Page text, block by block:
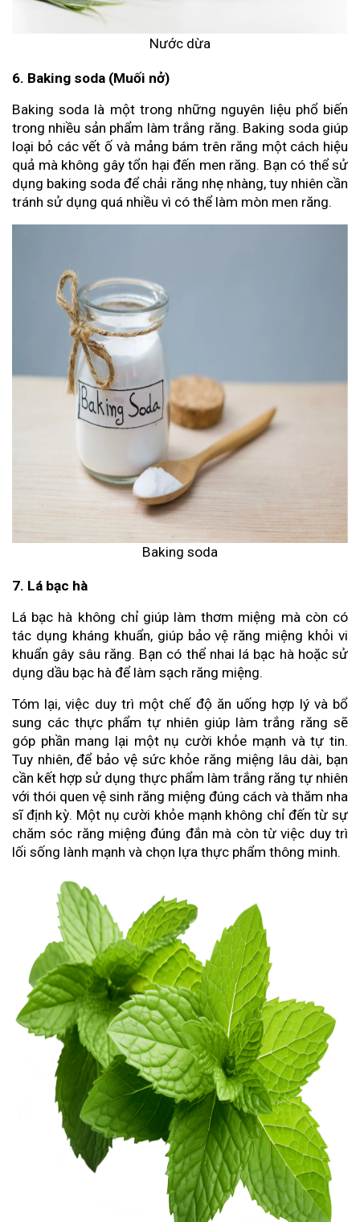
Nước dừa
6. Baking soda (Muối nở)
Baking soda là một trong những nguyên liệu phổ biến
trong nhiều sản phẩm làm trắng răng. Baking soda giúp
loại bỏ các vết ố và mảng bám trên răng một cách hiệu
quả mà không gây tổn hại đến men răng. Bạn có thể sử
dụng baking soda để chải răng nhẹ nhàng, tuy nhiên cần
tránh sử dụng quá nhiều vì có thể làm mòn men răng.
Baking soda
7. Lá bạc hà
Lá bạc hà không chỉ giúp làm thơm miệng mà còn có
tác dụng kháng khuẩn, giúp bảo vệ răng miệng khỏi vi
khuẩn gây sâu răng. Bạn có thể nhai lá bạc hà hoặc sử
dụng dầu bạc hà để làm sạch răng miệng.
Tóm lại, việc duy trì một chế độ ăn uống hợp lý và bổ
sung các thực phẩm tự nhiên giúp làm trắng răng sẽ
góp phần mang lại một nụ cười khỏe mạnh và tự tin.
Tuy nhiên, để bảo vệ sức khỏe răng miệng lâu dài, bạn
cần kết hợp sử dụng thực phẩm làm trắng răng tự nhiên
với thói quen vệ sinh răng miệng đúng cách và thăm nha
sĩ định kỳ. Một nụ cười khỏe mạnh không chỉ đến từ sự
chăm sóc răng miệng đúng đắn mà còn từ việc duy trì
lối sống lành mạnh và chọn lựa thực phẩm thông minh.